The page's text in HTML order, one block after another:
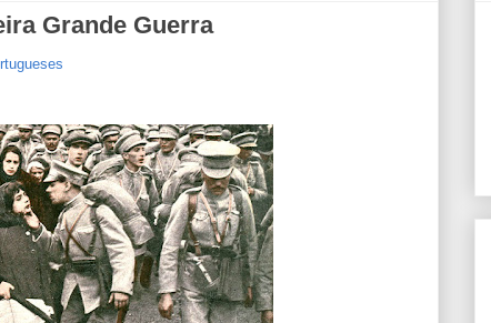
Grande Guerra